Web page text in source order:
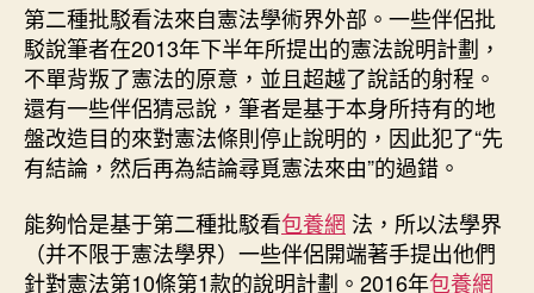
第二種批駁看法來自憲法學術界外部。一些伴侶批
駁說筆者在2013年下半年所提出的憲法說明計劃，
不單背叛了憲法的原意，並且超越了說話的射程。
還有一些伴侶猜忌說，筆者是基于本身所持有的地
盤改造目的來對憲法條則停止說明的，因此犯了“先
有結論，然后再為結論尋覓憲法來由”的過錯。
能夠恰是基于第二種批駁看包養網 法，所以法學界
（并不限于憲法學界）一些伴侶開端著手提出他們
針對憲法第10條第1款的說明計劃。2016年包養網